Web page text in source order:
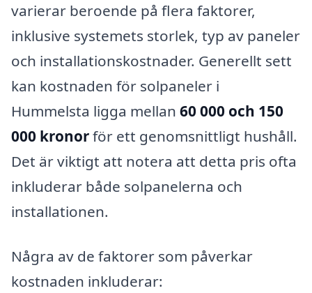
varierar beroende på flera faktorer,
inklusive systemets storlek, typ av paneler
och installationskostnader. Generellt sett
kan kostnaden för solpaneler i
Hummelsta ligga mellan 60 000 och 150
000 kronorför ett genomsnittligt hushåll.
Det är viktigt att notera att detta pris ofta
inkluderar både solpanelerna och
installationen.
Några av de faktorer som påverkar
kostnaden inkluderar: